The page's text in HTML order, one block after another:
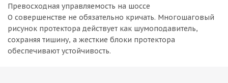
Превосходная управляемость на шоссе
О совершенстве не обязательно кричать. Многошаговый
рисунок протектора действует как шумоподавитель,
сохраняя тишину, а жесткие блоки протектора
обеспечивают устойчивость.